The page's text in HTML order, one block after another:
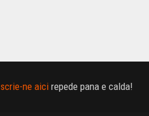
scrie-ne aicirepede pana e calda!